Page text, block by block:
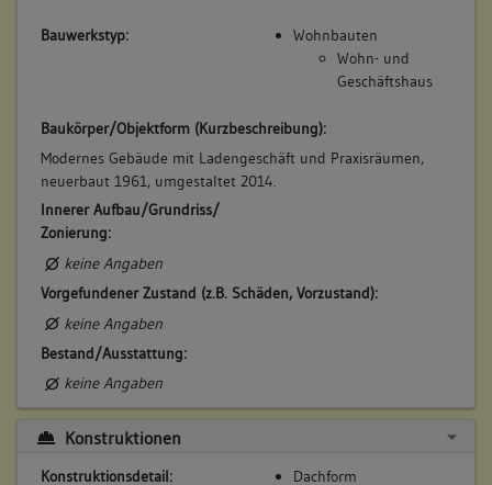
Beschreibung:
Betroffene Gebäudeteile:
keine
8. Besitzer:in:
(1704 - 1705)
Bemerkung Familie:
Sohn des Georg Friedrich Körner
Bemerkung Besitz:
erhält 1/2 vom Vater
Beschreibung:
Beruf / Amt / Titel:
Bauwerkstyp:
Wohnbauten
Wohn- und
Geschäftshaus
Baukörper/Objektform (Kurzbeschreibung):
Modernes Gebäude mit Ladengeschäft und Praxisräumen,
neuerbaut 1961, umgestaltet 2014.
Innerer Aufbau/Grundriss/
Zonierung:
keine Angaben
Vorgefundener Zustand (z.B. Schäden, Vorzustand):
keine Angaben
Bestand/Ausstattung:
keine Angaben
Konstruktionen
Konstruktionsdetail: Dachform